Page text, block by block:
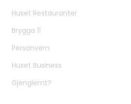
Huset Restauranter
Brygga 11
Personvern
Huset Business
Gjenglemt?